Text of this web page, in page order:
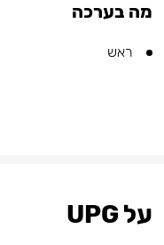
מה בערכה
ראש
על UPG